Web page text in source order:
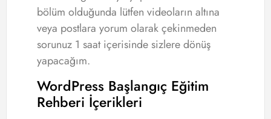
bölüm olduğunda lütfen videoların altına
veya postlara yorum olarak çekinmeden
sorunuz 1 saat içerisinde sizlere dönüş
yapacağım.
WordPress Başlangıç Eğitim
Rehberi İçerikleri